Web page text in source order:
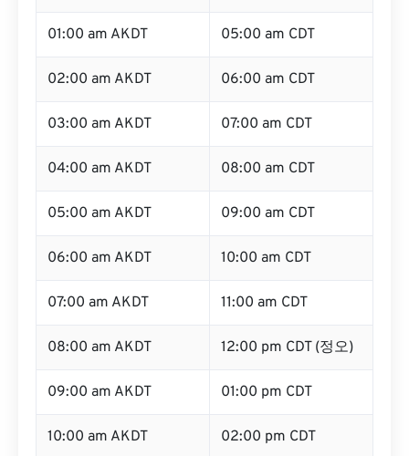
01:00 am AKDT 05:00 am CDT
02:00 am AKDT 06:00 am CDT
03:00 am AKDT 07:00 am CDT
04:00 am AKDT 08:00 am CDT
05:00 am AKDT 09:00 am CDT
06:00 am AKDT 10:00 am CDT
07:00 am AKDT 11:00 am CDT
08:00 am AKDT 12:00 pm CDT (정오)
09:00 am AKDT 01:00 pm CDT
10:00 am AKDT 02:00 pm CDT